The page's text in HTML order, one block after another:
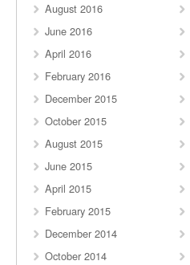
August 2016
June 2016
April 2016
February 2016
December 2015
October 2015
August 2015
June 2015
April 2015
February 2015
December 2014
October 2014